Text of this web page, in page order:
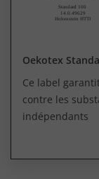
Oekotex
Ce label
contre les
indépendants